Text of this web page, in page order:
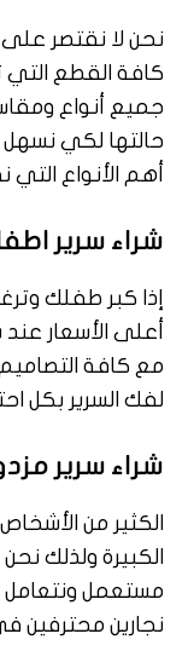
نحن لا نقتصر
كافة القطع
جميع أنواع
حالتها لكي
أهم الأنواع التي
شراء سرير
إذا كبر طفلك
أعلى الأسعار
مع كافة
لفك السرير بكل
شراء سرير
الكثير من
الكبيرة ولذلك
مستعمل ونتعامل
نجارين محترفين